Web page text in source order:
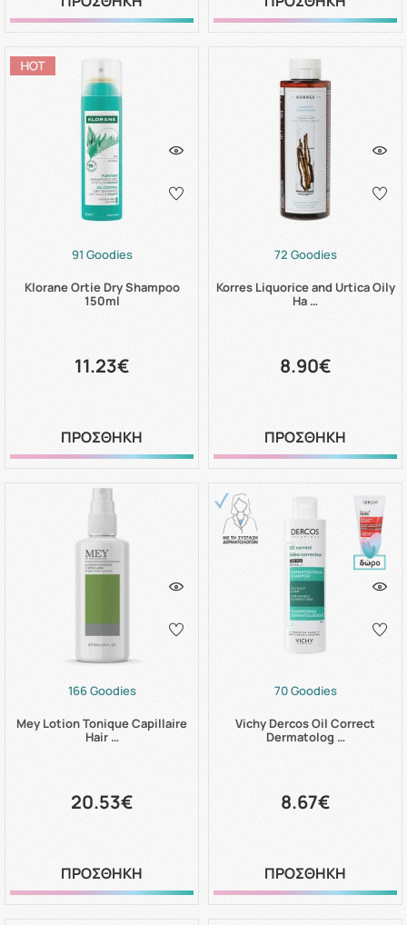
91 Goodies
Klorane Ortie Dry Shampoo
150ml
11.23€
ΠΡΟΣΘΗΚΗ
72 Goodies
Korres Liquorice and Urtica Oily
Ha …
8.90€
ΠΡΟΣΘΗΚΗ
166 Goodies
Mey Lotion Tonique Capillaire
Hair …
20.53€
ΠΡΟΣΘΗΚΗ
70 Goodies
Vichy Dercos Oil Correct
Dermatolog …
8.67€
ΠΡΟΣΘΗΚΗ